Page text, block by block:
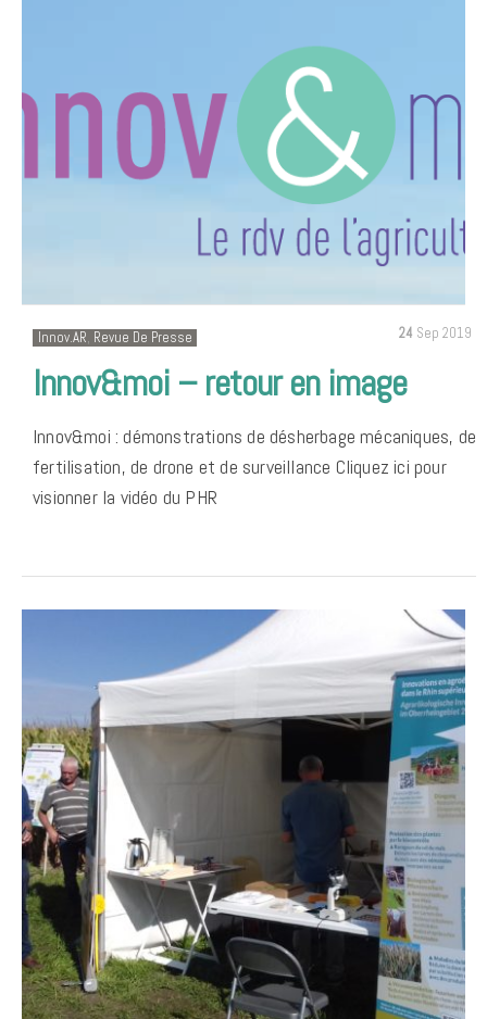
24 Sep 2019
Innov.AR, Revue De Presse
Innov&moi – retour en image
Innov&moi : démonstrations de désherbage mécaniques, de
fertilisation, de drone et de surveillance Cliquez ici pour
visionner la vidéo du PHR